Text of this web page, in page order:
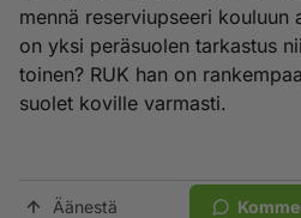
mennä reserviupseeri kouluun
on yksi peräsuolen tarkastus
toinen? RUK han on
suolet koville varmasti.
Äänestä